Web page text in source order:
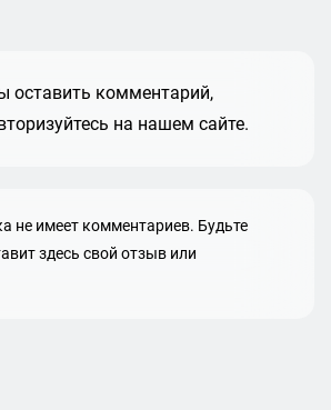
оставить комментарий,
на нашем сайте.
не имеет комментариев. Будьте
здесь свой отзыв или